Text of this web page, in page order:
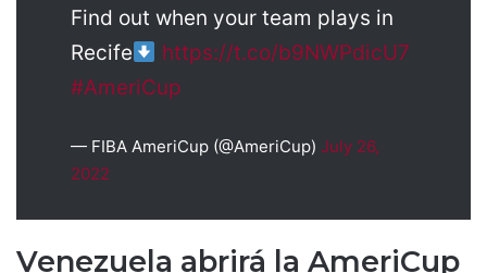
Find out when your team plays in
Recife
https://t.co/b9NWPdicU7
#AmeriCup
— FIBA AmeriCup (@AmeriCup) July 26,
2022
Venezuela abrirá la AmeriCup